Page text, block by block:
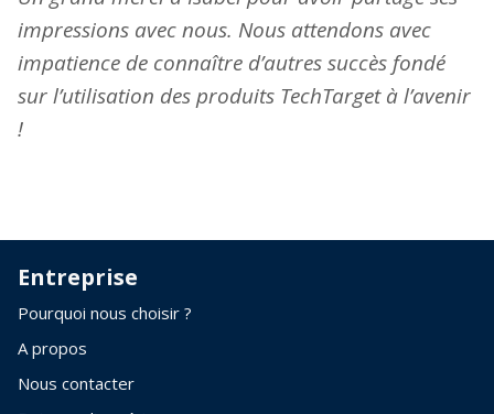
impressions avec nous. Nous attendons avec
impatience de connaître d’autres succès fondé
sur l’utilisation des produits TechTarget à l’avenir
!
Entreprise
Pourquoi nous choisir ?
A propos
Nous contacter